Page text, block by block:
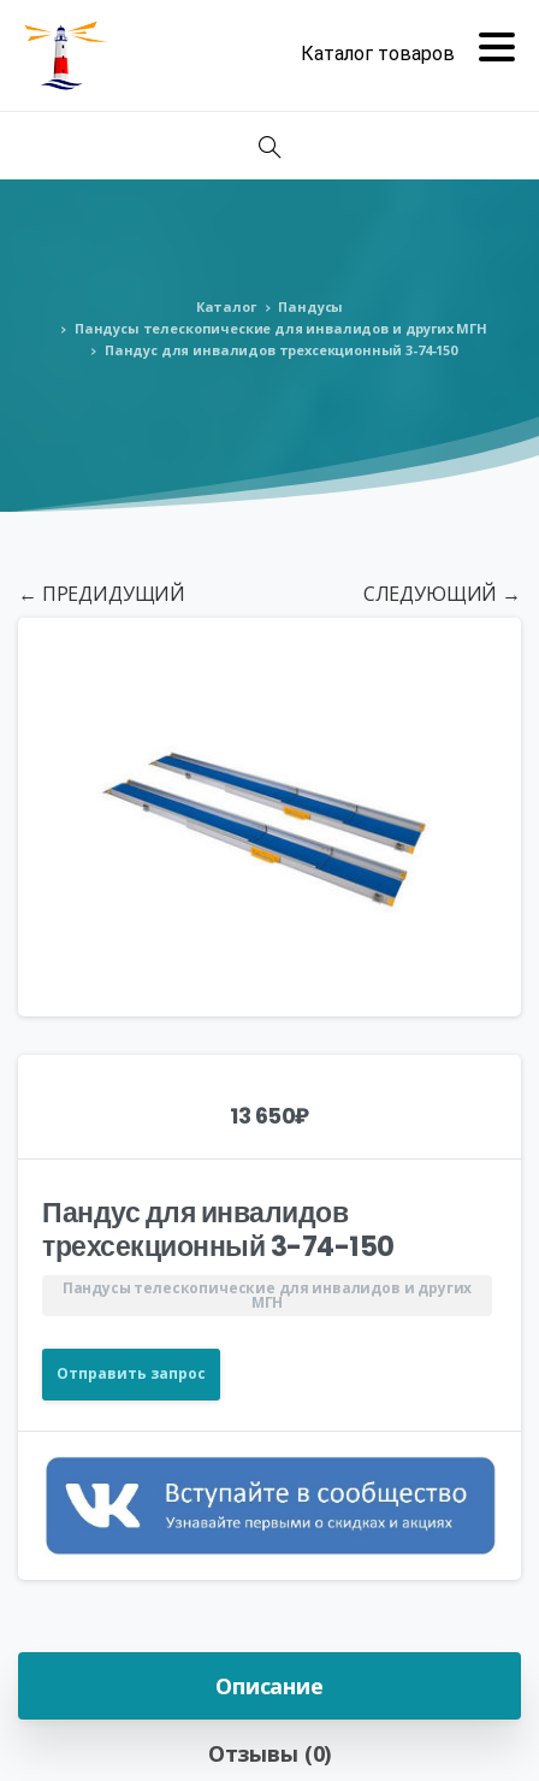
Поиск
Каталог
Пандусы
Пандусы телескопические для инвалидов и других МГН
Пандус для инвалидов трехсекционный 3-74-150
← ПРЕДИДУЩИЙ СЛЕДУЮЩИЙ →
13 650₽
Пандус для инвалидов
трехсекционный 3-74-150
Пандусы телескопические для инвалидов и других
МГН
Отправить запрос
Описание
Отзывы (0)